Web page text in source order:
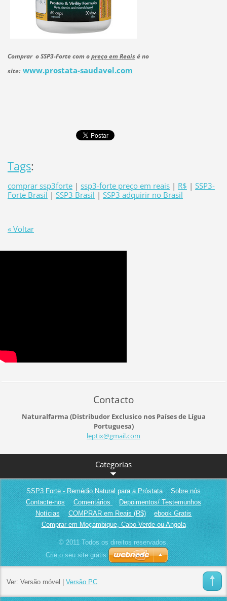
Comprar o SSP3-Forte com opreço em Reaisé no
site: www.prostata-saudavel.com
Tags:
comprar ssp3forte | ssp3-forte preço em reais | R$ | SSP3-
Forte Brasil | SSP3 Brasil | SSP3 adquirir no Brasil
« Voltar
Contacto
Naturalfarma (Distribudor Exclusico nos Países de Lígua
Portuguesa)
leptix@gmail.com
Categorias
SSP3 Forte - Remédio Natural para a Próstata
Sobre nós
Contacte-nos
Comentários
Depoimentos/ Testemunhos
Notícias
COMPRAR em Reais (R$)
ebook Gratis
Comprar em Moçambique, Cabo Verde ou Angola
© 2011 Todos os direitos reservados.
Crie o seu site grátis
Ver: Versão móvel Versão PC